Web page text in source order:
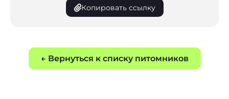
Копировать ссылку
← Вернуться к списку питомников